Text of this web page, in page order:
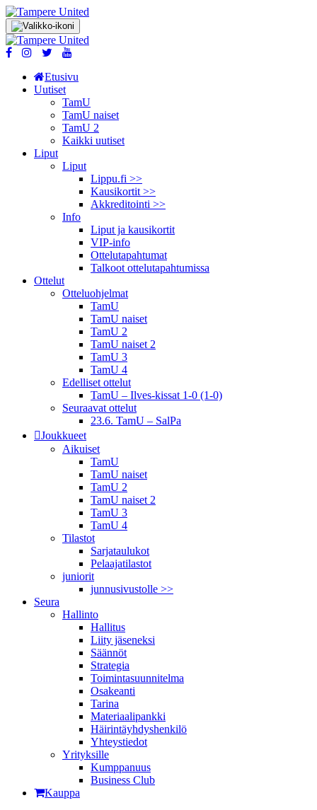
Etusivu
Uutiset
TamU
TamU naiset
TamU 2
Kaikki uutiset
Liput
Liput
Lippu.fi >>
Kausikortit >>
Akkreditointi >>
Info
Liput ja kausikortit
VIP-info
Ottelutapahtumat
Talkoot ottelu­tapahtumissa
Ottelut
Otteluohjelmat
TamU
TamU naiset
TamU 2
TamU naiset 2
TamU 3
TamU 4
Edelliset ottelut
TamU – Ilves-kissat 1-0 (1-0)
Seuraavat ottelut
23.6. TamU – SalPa
Joukkueet
Aikuiset
TamU
TamU naiset
TamU 2
TamU naiset 2
TamU 3
TamU 4
Tilastot
Sarjataulukot
Pelaajatilastot
juniorit
junnusivustolle >>
Seura
Hallinto
Hallitus
Liity jäseneksi
Säännöt
Strategia
Toimintasuunnitelma
Osakeanti
Tarina
Materiaalipankki
Häirintä­yhdyshenkilö
Yhteystiedot
Yrityksille
Kumppanuus
Business Club
Kauppa